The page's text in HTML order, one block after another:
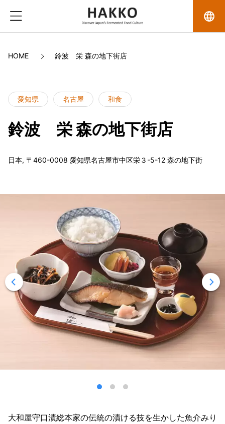
language
HOME 鈴波　栄 森の地下街店
愛知県 名古屋 和食
鈴波 栄 森の地下街店
日本, 〒460-0008 愛知県名古屋市中区栄３-5-12 森の地下街
大和屋守口漬総本家の伝統の漬ける技を生かした魚介みり